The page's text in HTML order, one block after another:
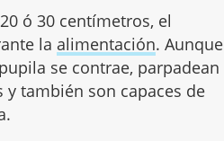
ó 30 centímetros, el
la alimentación. Aunque
se contrae, parpadean
también son capaces de